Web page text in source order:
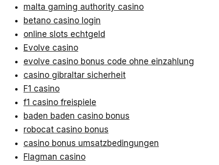
malta gaming authority casino
betano casino login
online slots echtgeld
Evolve casino
evolve casino bonus code ohne einzahlung
casino gibraltar sicherheit
F1 casino
f1 casino freispiele
baden baden casino bonus
robocat casino bonus
casino bonus umsatzbedingungen
Flagman casino